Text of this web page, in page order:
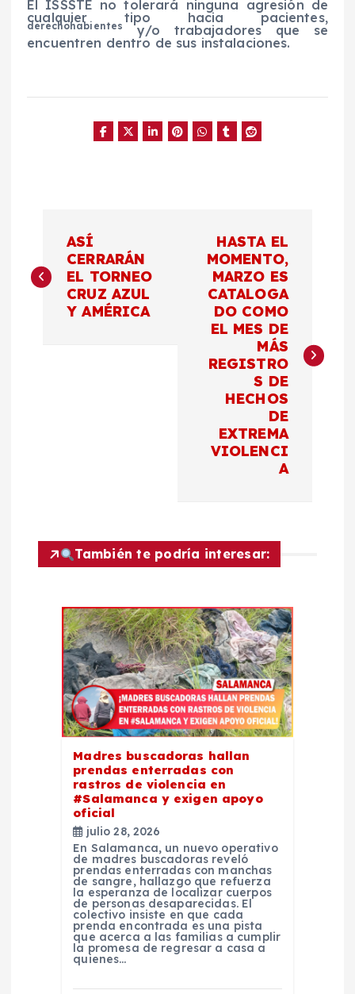
El ISSSTE no tolerará ninguna agresión de
cualquier tipo hacia pacientes,
derechohabientes
y/o trabajadores que se
encuentren dentro de sus instalaciones.
a
ó
n
ASÍ
CERRARÁN
EL TORNEO
CRUZ AZUL
Y AMÉRICA
HASTA EL
MOMENTO,
MARZO ES
CATALOGA
DO COMO
EL MES DE
MÁS
REGISTRO
S DE
HECHOS
DE
EXTREMA
VIOLENCI
A
También te podría interesar:
Madres buscadoras hallan
prendas enterradas con
rastros de violencia en
#Salamanca y exigen apoyo
oficial
julio 28, 2026
En Salamanca, un nuevo operativo
de madres buscadoras reveló
prendas enterradas con manchas
de sangre, hallazgo que refuerza
la esperanza de localizar cuerpos
de personas desaparecidas. El
colectivo insiste en que cada
prenda encontrada es una pista
que acerca a las familias a cumplir
la promesa de regresar a casa a
quienes…